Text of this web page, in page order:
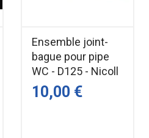
VALENTIN
à câble pour
à 360°
: 650 mm
Ensemble joint-
bague pour pipe
WC - D125 - Nicoll
10,00 €